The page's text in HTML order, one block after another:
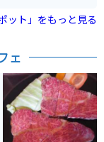
ット」をもっと見る
ェ